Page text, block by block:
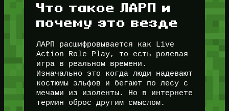
Что такое ЛАРП и
почему это везде
ЛАРП расшифровывается как Live
Action Role Play, то есть ролевая
игра в реальном времени.
Изначально это когда люди надевают
костюмы эльфов и бегают по лесу с
мечами из изоленты. Но в интернете
термин оброс другим смыслом.